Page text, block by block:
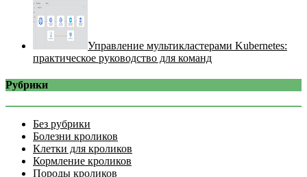
Управление мультикластерами Kubernetes:
практическое руководство для команд
Рубрики
Без рубрики
Болезни кроликов
Клетки для кроликов
Кормление кроликов
Породы кроликов